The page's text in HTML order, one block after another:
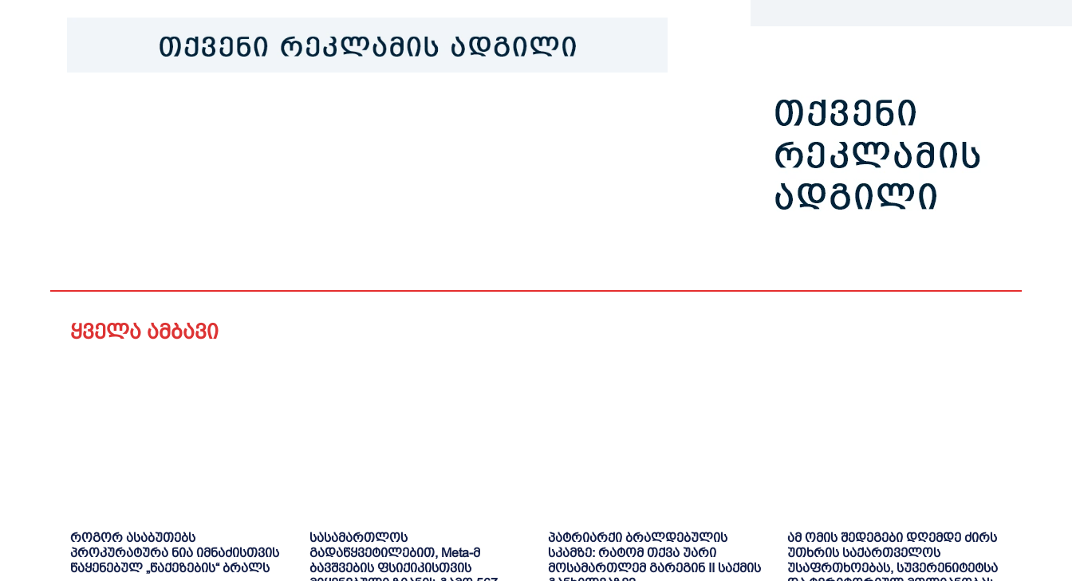
ყველა ამბავი
როგორ ასაბუთებს
პროკურატურა ნია იმნაძისთვის
წაყენებულ „წაქეზების“ ბრალს
სასამართლოს
გადაწყვეტილებით, Meta-მ
ბავშვების ფსიქიკისთვის
პატრიარქი ბრალდებულის
სკამზე: რატომ თქვა უარი
მოსამართლემ გარეგინ II საქმის
ამ ომის შედეგები დღემდე ძირს
უთხრის საქართველოს
უსაფრთხოებას, სუვერენიტეტსა